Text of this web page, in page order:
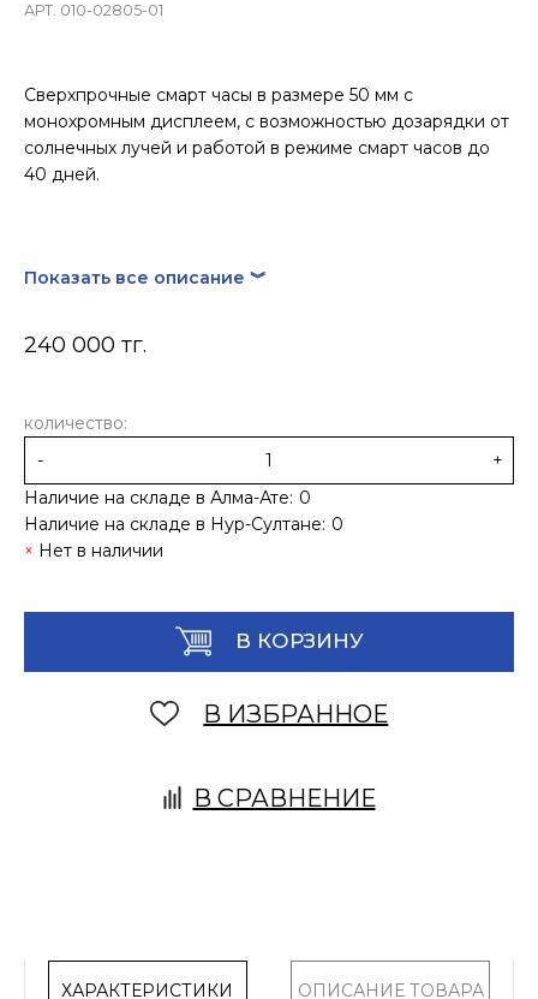
АРТ. 010-02805-01
Сверхпрочные смарт часы в размере 50 мм с
монохромным дисплеем, с возможностью дозарядки от
солнечных лучей и работой в режиме смарт часов до
40 дней.
Показать все описание ︾
240 000 тг.
количество:
-
+
Наличие на складе в Алма-Ате: 0
Наличие на складе в Нур-Султане: 0
Нет в наличии
В КОРЗИНУ
В ИЗБРАННОЕ
В СРАВНЕНИЕ
ХАРАКТЕРИСТИКИ ОПИСАНИЕ ТОВАРА